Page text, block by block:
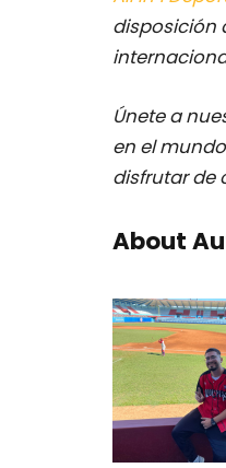
disposición
Únete a
en el
disfrutar de
About